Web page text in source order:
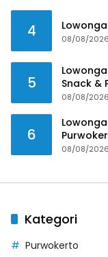
4 08/08/2026
5
Snack &
08/08/2026
6
08/08/2026
Kategori
Purwokerto